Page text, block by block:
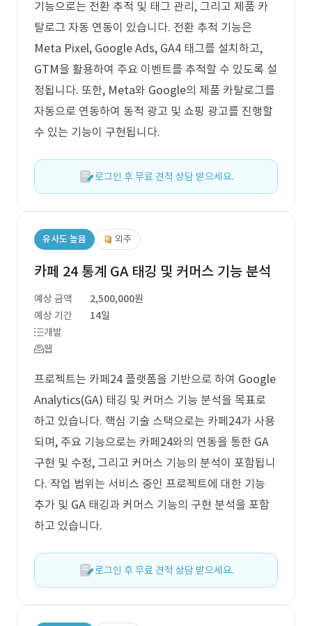
기능으로는 전환 추적 및 태그 관리, 그리고 제품 카
탈로그 자동 연동이 있습니다. 전환 추적 기능은
Meta Pixel, Google Ads, GA4 태그를 설치하고,
GTM을 활용하여 주요 이벤트를 추적할 수 있도록 설
정됩니다. 또한, Meta와 Google의 제품 카탈로그를
자동으로 연동하여 동적 광고 및 쇼핑 광고를 진행할
수 있는 기능이 구현됩니다.
로그인 후 무료 견적 상담 받으세요.
유사도 높음 외주
카페 24 통계 GA 태깅 및 커머스 기능 분석
예상 금액
2,500,000원
예상 기간
14일
개발
웹
프로젝트는 카페24 플랫폼을 기반으로 하여 Google
Analytics(GA) 태깅 및 커머스 기능 분석을 목표로
하고 있습니다. 핵심 기술 스택으로는 카페24가 사용
되며, 주요 기능으로는 카페24와의 연동을 통한 GA
구현 및 수정, 그리고 커머스 기능의 분석이 포함됩니
다. 작업 범위는 서비스 중인 프로젝트에 대한 기능
추가 및 GA 태깅과 커머스 기능의 구현 분석을 포함
하고 있습니다.
로그인 후 무료 견적 상담 받으세요.